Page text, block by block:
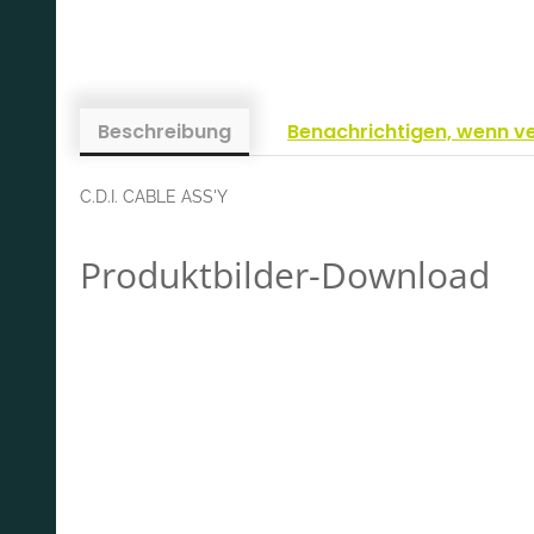
Beschreibung Benachrichtigen, wenn
C.D.I. CABLE ASS'Y
Produktbilder-Download